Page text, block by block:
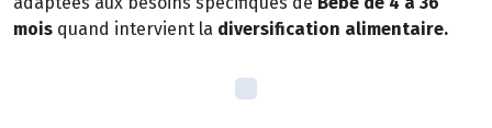
mois quand intervient la diversification alimentaire.